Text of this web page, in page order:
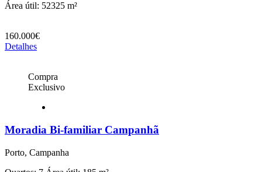
Área útil: 52325 m²
160.000€
Detalhes
Compra
Exclusivo
Moradia Bi-familiar Campanhã
Porto, Campanha